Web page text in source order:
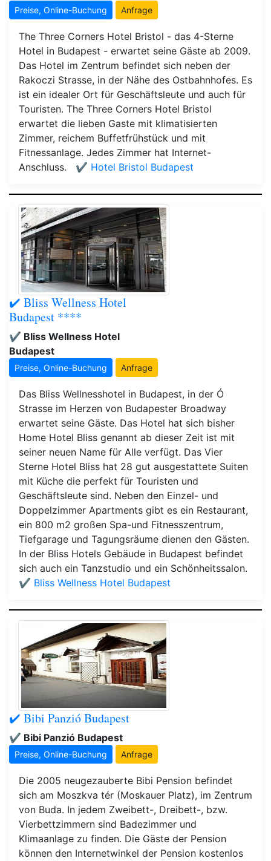
Preise, Online-Buchung Anfrage
The Three Corners Hotel Bristol - das 4-Sterne
Hotel in Budapest - erwartet seine Gäste ab 2009.
Das Hotel im Zentrum befindet sich neben der
Rakoczi Strasse, in der Nähe des Ostbahnhofes. Es
ist ein idealer Ort für Geschäftsleute und auch für
Touristen. The Three Corners Hotel Bristol
erwartet die lieben Gaste mit klimatisierten
Zimmer, reichem Buffetfrühstück und mit
Fitnessanlage. Jedes Zimmer hat Internet-
Anschluss. ✔️ Hotel Bristol Budapest
✔️ Bliss Wellness Hotel
Budapest ****
✔️ Bliss Wellness Hotel
Budapest
Preise, Online-Buchung Anfrage
Das Bliss Wellnesshotel in Budapest, in der Ó
Strasse im Herzen von Budapester Broadway
erwartet seine Gäste. Das Hotel hat sich bisher
Home Hotel Bliss genannt ab dieser Zeit ist mit
seiner neuen Name für Alle verfügt. Das Vier
Sterne Hotel Bliss hat 28 gut ausgestattete Suiten
mit Küche die perfekt für Touristen und
Geschäftsleute sind. Neben den Einzel- und
Doppelzimmer Apartments gibt es ein Restaurant,
ein 800 m2 großen Spa-und Fitnesszentrum,
Tiefgarage und Tagungsräume dienen den Gästen.
In der Bliss Hotels Gebäude in Budapest befindet
sich auch ein Tanzstudio und ein Schönheitssalon.
✔️ Bliss Wellness Hotel Budapest
✔️ Bibi Panzió Budapest
✔️ Bibi Panzió Budapest
Preise, Online-Buchung Anfrage
Die 2005 neugezauberte Bibi Pension befindet
sich am Moszkva tér (Moskauer Platz), im Zentrum
von Buda. In jedem Zweibett-, Dreibett-, bzw.
Vierbettzimmern sind Badezimmer und
Klimaanlage zu finden. Die Gäste der Pension
können den Internetwinkel der Pension kostenlos